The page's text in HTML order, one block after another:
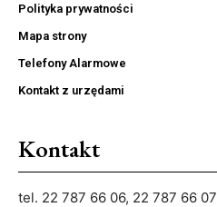
Polityka prywatności
Mapa strony
Telefony Alarmowe
Kontakt z urzędami
Kontakt
tel. 22 787 66 06, 22 787 66 07